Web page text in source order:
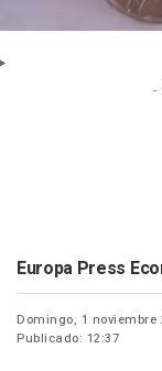
-
Europa Press
Domingo, 1 noviembre
Publicado: 12:37